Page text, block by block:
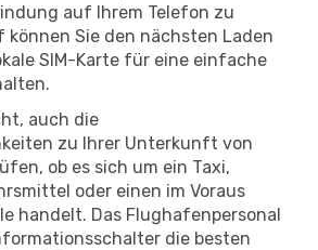
auf Ihrem Telefon zu
können Sie den nächsten Laden
SIM-Karte für eine einfache
auch die
zu Ihrer Unterkunft von
ob es sich um ein Taxi,
oder einen im Voraus
handelt. Das Flughafenpersonal
die besten